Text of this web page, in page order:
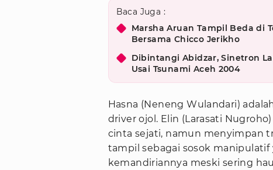
Baca Juga :
Marsha Aruan Tampil Beda di
Bersama Chicco Jerikho
Dibintangi Abidzar, Sinetron
Usai Tsunami Aceh 2004
Hasna (Neneng Wulandari)
driver ojol. Elin (Larasati
cinta sejati, namun menyimpan
tampil sebagai sosok
kemandiriannya meski sering